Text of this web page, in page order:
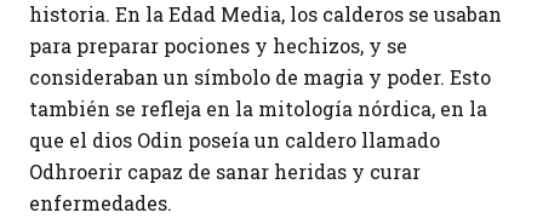
historia. En la Edad Media, los calderos se usaban
para preparar pociones y hechizos, y se
consideraban un símbolo de magia y poder. Esto
también se refleja en la mitología nórdica, en la
que el dios Odin poseía un caldero llamado
Odhroerir capaz de sanar heridas y curar
enfermedades.